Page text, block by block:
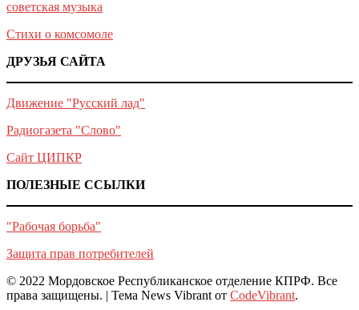
советская музыка
Стихи о комсомоле
ДРУЗЬЯ САЙТА
Движение "Русский лад"
Радиогазета "Слово"
Сайт ЦИПКР
ПОЛЕЗНЫЕ ССЫЛКИ
"Рабочая борьба"
Защита прав потребителей
© 2022 Мордовское Республиканское отделение КПРФ. Все
права защищены. | Тема News Vibrant от CodeVibrant.